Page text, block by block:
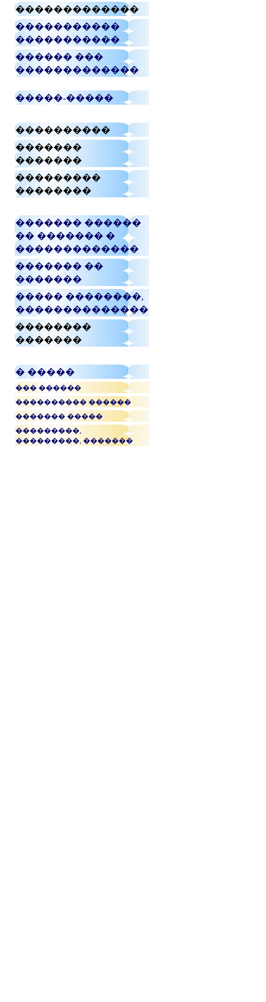
�������������
�����������
�����������
������ ���
�������������
�����-�����
����������
�������
�������
���������
��������
������� ������
�� ������� �
�������������
������� ��
�������
����� ��������,
��������������
��������
�������
� �����
��� ������
���������� ������
������� �����
���������,
���������, �������